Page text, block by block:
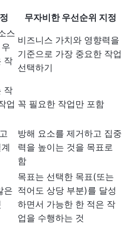
무자비한 우선순위 지정
스
작
비즈니스 가치와 영향력을
기준으로 가장 중요한 작업
선택하기
작
업 꼭 필요한 작업만 포함
방해 요소를 제거하고 집중
력을 높이는 것을 목표로
함
은
목표는 선택한 목표(또는
적어도 상당 부분)를 달성
하면서 가능한 한 적은 작
업을 수행하는 것